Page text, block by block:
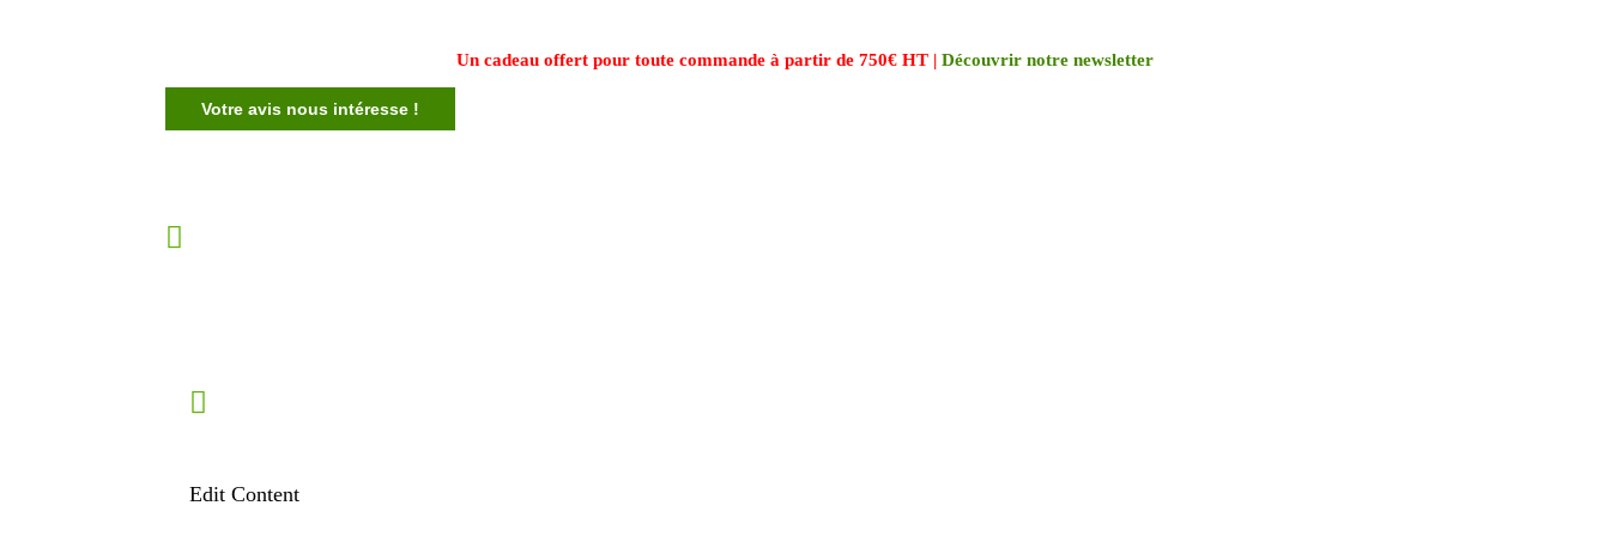
Un cadeau offert pour toute commande à partir de 750€ HT | Découvrir notre newsletter
Votre avis nous intéresse !
Edit Content